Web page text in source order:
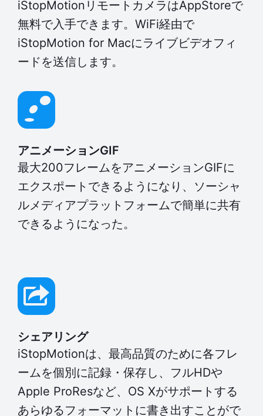
iStopMotionリモートカメラはAppStoreで
無料で入手できます。WiFi経由で
iStopMotion for Macにライブビデオフィ
ードを送信します。
アニメーションGIF
最大200フレームをアニメーションGIFに
エクスポートできるようになり、ソーシャ
ルメディアプラットフォームで簡単に共有
できるようになった。
シェアリング
iStopMotionは、最高品質のために各フレ
ームを個別に記録・保存し、フルHDや
Apple ProResなど、OS Xがサポートする
あらゆるフォーマットに書き出すことがで